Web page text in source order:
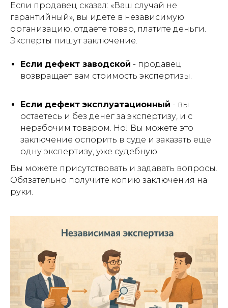
Если продавец сказал: «Ваш случай не
гарантийный», вы идете в независимую
организацию, отдаете товар, платите деньги.
Эксперты пишут заключение.
Если дефект заводской - продавец
возвращает вам стоимость экспертизы.
Если дефект эксплуатационный - вы
остаетесь и без денег за экспертизу, и с
нерабочим товаром. Но! Вы можете это
заключение оспорить в суде и заказать еще
одну экспертизу, уже судебную.
Вы можете присутствовать и задавать вопросы.
Обязательно получите копию заключения на
руки.